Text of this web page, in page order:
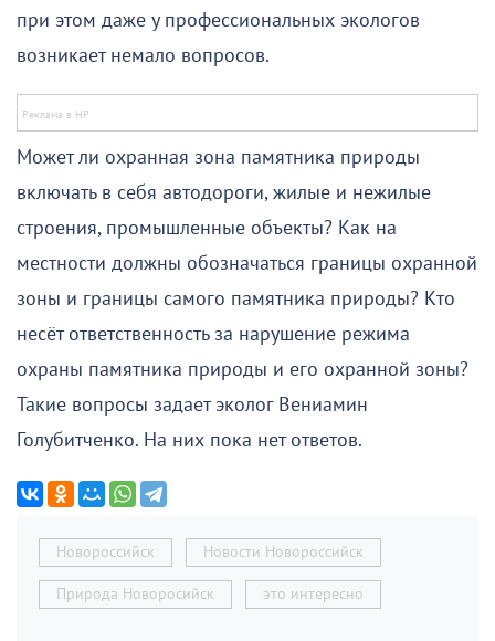
при этом даже у профессиональных экологов
возникает немало вопросов.
Может ли охранная зона памятника природы
включать в себя автодороги, жилые и нежилые
строения, промышленные объекты? Как на
местности должны обозначаться границы охранной
зоны и границы самого памятника природы? Кто
несёт ответственность за нарушение режима
охраны памятника природы и его охранной зоны?
Такие вопросы задает эколог Вениамин
Голубитченко. На них пока нет ответов.
Новороссийск Новости Новороссийск
Природа Новоросийск это интересно